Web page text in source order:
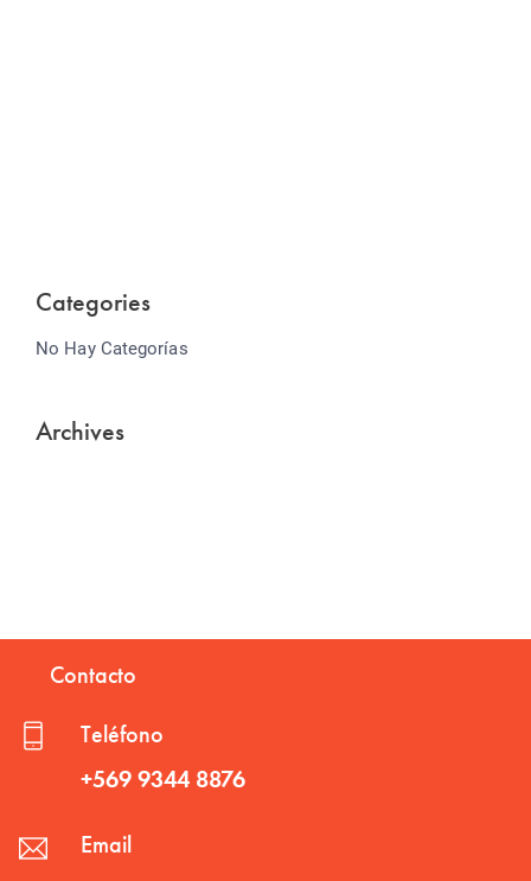
Categories
No Hay Categorías
Archives
Contacto
Teléfono
+569 9344 8876
Email